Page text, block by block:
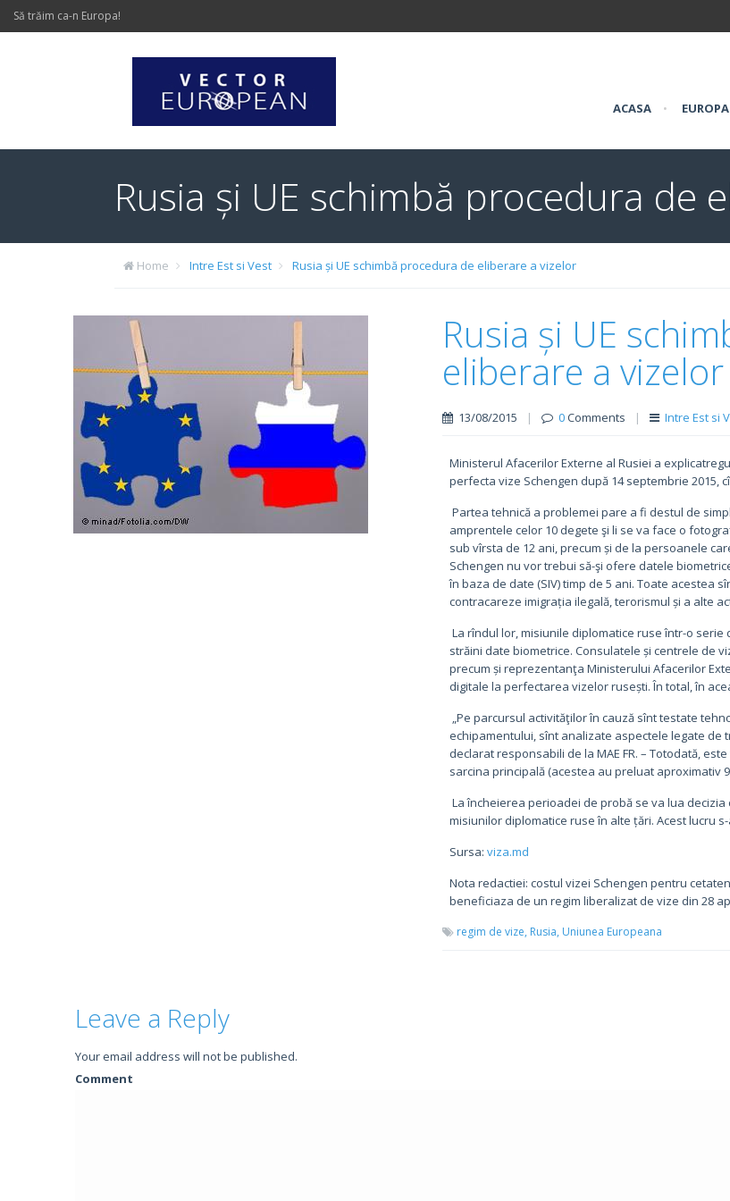
Să trăim ca-n Europa!
ACASA •
Rusia și UE schimbă procedura de
Home Intre Est si Vest Rusia și UE schimbă procedura de eliberare a vizelor
Rusia și UE
eliberare a vizelor
13/08/2015 | 0Comments | Intre Est si
Ministerul Afacerilor Externe al Rusiei a
perfecta vize Schengen după 14 septembrie 2015,
Partea tehnică a problemei pare a fi destul de
amprentele celor 10 degete şi li se va face o
sub vîrsta de 12 ani, precum și de la persoanele
Schengen nu vor trebui să-şi ofere datele
în baza de date (SIV) timp de 5 ani. Toate acestea
contracareze imigrația ilegală, terorismul și a alte
La rîndul lor, misiunile diplomatice ruse într-o
străini date biometrice. Consulatele și centrele de
precum și reprezentanţa Ministerului Afacerilor
digitale la perfectarea vizelor rusești. În total, în
„Pe parcursul activităţilor în cauză sînt testate
echipamentului, sînt analizate aspectele legate
declarat responsabili de la MAE FR. – Totodată,
sarcina principală (acestea au preluat aproximativ
La încheierea perioadei de probă se va lua
misiunilor diplomatice ruse în alte țări. Acest lucru
Sursa: viza.md
Nota redactiei: costul vizei Schengen pentru
beneficiaza de un regim liberalizat de vize din 28
regim de vize, Rusia, Uniunea Europeana
Leave a Reply
Your email address will not be published.
Comment